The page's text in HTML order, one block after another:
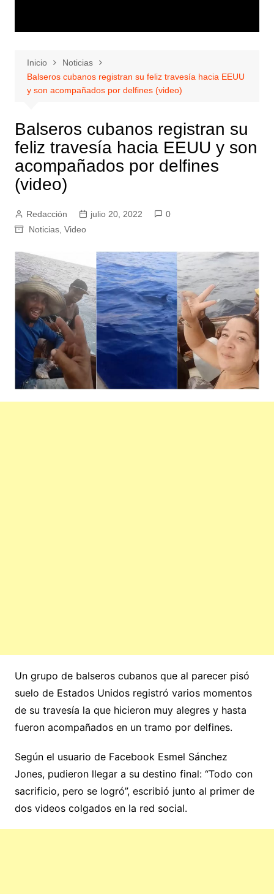
Inicio
Noticias
Balseros cubanos registran su feliz travesía hacia EEUU
y son acompañados por delfines (video)
Balseros cubanos registran su
feliz travesía hacia EEUU y son
acompañados por delfines
(video)
Redacción julio 20, 2022
0
Noticias, Video
Un grupo de balseros cubanos que al parecer pisó
suelo de Estados Unidos registró varios momentos
de su travesía la que hicieron muy alegres y hasta
fueron acompañados en un tramo por delfines.
Según el usuario de Facebook Esmel Sánchez
Jones, pudieron llegar a su destino final: “Todo con
sacrificio, pero se logró”, escribió junto al primer de
dos videos colgados en la red social.